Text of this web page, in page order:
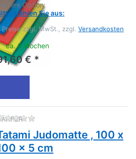
Option:
wählen Sie aus:
Preise zzgl. MwSt., zzgl. Versandkosten
ca. 6 Wochen
€ *
Zu diesem Produkt liegen
Judomatte , 100 x
x 5 cm